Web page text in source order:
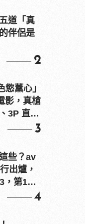
道「真
伴侶是
2
薰心」
影，真槍
3P 直接
3
些？av
出爐，
，第1名
4